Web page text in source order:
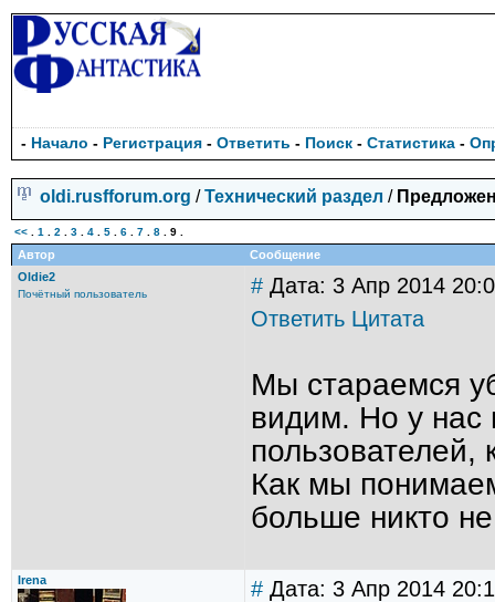
- Начало - Регистрация - Ответить - Поиск - Статистика -
oldi.rusfforum.org /Технический раздел /
<< 1 2 3 4 5 6 7 8 9
Автор
Сообщение
Oldie2
Почётный пользователь # Дата: 3 Апр 2014
Ответить Цитата
Мы стараемся
видим. Но у нас
пользователей,
Как мы
больше никто
Irena # Дата: 3 Апр 2014